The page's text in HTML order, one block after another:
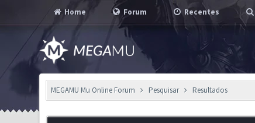
Home Forum Recentes
MEGAMU Mu Online Forum Pesquisar Resultados